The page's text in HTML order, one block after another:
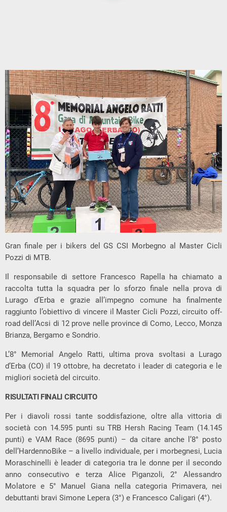
Gran finale per i bikers del GS CSI Morbegno al Master Cicli
Pozzi di MTB.
Il responsabile di settore Francesco Rapella ha chiamato a
raccolta tutta la squadra per lo sforzo finale nella prova di
Lurago d’Erba e grazie all’impegno comune ha finalmente
raggiunto l’obiettivo di vincere il Master Cicli Pozzi, circuito off-
road dell’Acsi di 12 prove nelle province di Como, Lecco, Monza
Brianza, Bergamo e Sondrio.
L’8° Memorial Angelo Ratti, ultima prova svoltasi a Lurago
d’Erba (CO) il 19 ottobre, ha decretato i leader di categoria e le
migliori società del circuito.
RISULTATI FINALI CIRCUITO
Per i diavoli rossi tante soddisfazione, oltre alla vittoria di
società con 14.595 punti su TRB Hersh Racing Team (14.145
punti) e VAM Race (8695 punti) – da citare anche l’8° posto
dell’HardennoBike – a livello individuale, per i morbegnesi, Lucia
Moraschinelli è leader di categoria tra le donne per il secondo
anno consecutivo e terza Alice Piganzoli, 2° Alessandro
Molatore e 5° Manuel Giana nella categoria Primavera, nei
debuttanti bravi Simone Lepera (3°) e Francesco Caligari (4°).